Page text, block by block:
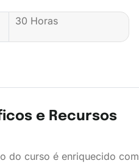
30 Horas
e Recursos
do curso é enriquecido com